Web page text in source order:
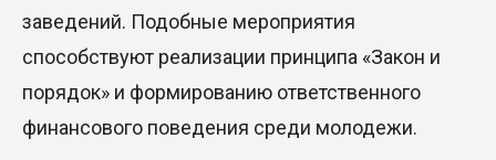
заведений. Подобные мероприятия
способствуют реализации принципа «Закон и
порядок» и формированию ответственного
финансового поведения среди молодежи.